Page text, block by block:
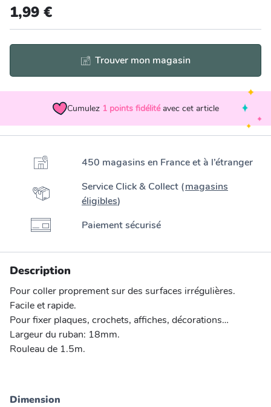
1,99 €
Trouver mon magasin
Cumulez 1 points fidélité avec cet article
450 magasins en France et à l’étranger
Service Click & Collect (magasins
éligibles)
Paiement sécurisé
Description
Pour coller proprement sur des surfaces irrégulières.
Facile et rapide.
Pour fixer plaques, crochets, affiches, décorations…
Largeur du ruban: 18mm.
Rouleau de 1.5m.
Dimension